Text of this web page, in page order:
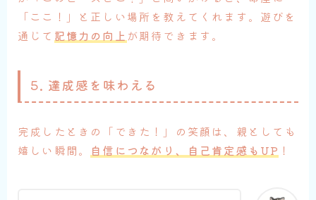
「ここ！」と正しい場所を教えてくれます。遊びを
通じて 記憶力の向上 が期待できます。
5. 達成感を味わえる
完成したときの「できた！」の笑顔は、親としても
嬉しい瞬間。
自信につながり、自己肯定感もUP ！